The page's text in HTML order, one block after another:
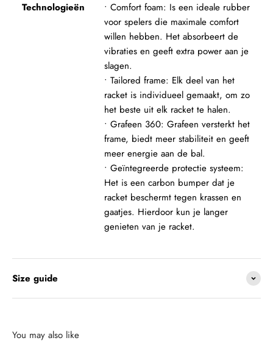
Technologieën
• Comfort foam: Is een ideale rubber
voor spelers die maximale comfort
willen hebben. Het absorbeert de
vibraties en geeft extra power aan je
slagen.
• Tailored frame: Elk deel van het
racket is individueel gemaakt, om zo
het beste uit elk racket te halen.
• Grafeen 360: Grafeen versterkt het
frame, biedt meer stabiliteit en geeft
meer energie aan de bal.
• Geïntegreerde protectie systeem:
Het is een carbon bumper dat je
racket beschermt tegen krassen en
gaatjes. Hierdoor kun je langer
genieten van je racket.
Size guide